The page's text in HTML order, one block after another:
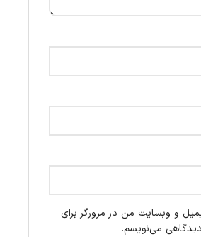
و وبسایت من در مرورگر برای
دیدگاهی می‌نویسم.